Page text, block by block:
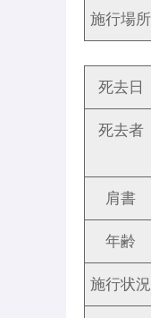
施行場所
死去日
死去者
肩書
年齢
施行状況